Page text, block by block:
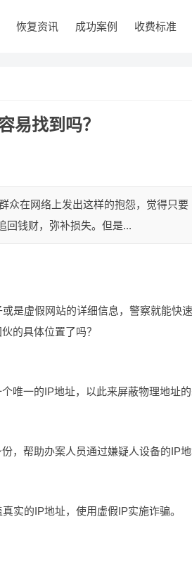
恢复资讯 成功案例 收费标准
易找到吗？
众在网络上发出这样的抱怨，觉得只要
回钱财，弥补损失。但是...
是虚假网站的详细信息，警察就能快
的具体位置了吗？
唯一的IP地址，以此来屏蔽物理地址
，帮助办案人员通过嫌疑人设备的IP
实的IP地址，使用虚假IP实施诈骗。